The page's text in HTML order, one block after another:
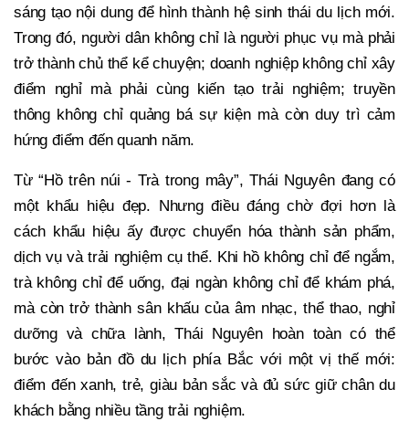
sáng tạo nội dung để hình thành hệ sinh thái du lịch mới.
Trong đó, người dân không chỉ là người phục vụ mà phải
trở thành chủ thể kể chuyện; doanh nghiệp không chỉ xây
điểm nghỉ mà phải cùng kiến tạo trải nghiệm; truyền
thông không chỉ quảng bá sự kiện mà còn duy trì cảm
hứng điểm đến quanh năm.
Từ “Hồ trên núi - Trà trong mây”, Thái Nguyên đang có
một khẩu hiệu đẹp. Nhưng điều đáng chờ đợi hơn là
cách khẩu hiệu ấy được chuyển hóa thành sản phẩm,
dịch vụ và trải nghiệm cụ thể. Khi hồ không chỉ để ngắm,
trà không chỉ để uống, đại ngàn không chỉ để khám phá,
mà còn trở thành sân khấu của âm nhạc, thể thao, nghỉ
dưỡng và chữa lành, Thái Nguyên hoàn toàn có thể
bước vào bản đồ du lịch phía Bắc với một vị thế mới:
điểm đến xanh, trẻ, giàu bản sắc và đủ sức giữ chân du
khách bằng nhiều tầng trải nghiệm.